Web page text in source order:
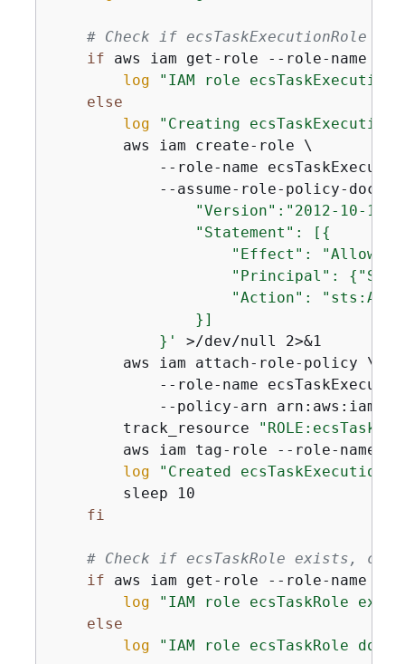
# Check if ecsTaskExecutionRole
if aws iam get-role --role-name
log
"IAM role
else
log
"Creating
        aws iam create-role \
--role-name
--assume-role-policy-
                "Version":"2012-10-17",
                "Statement": [
{
                    "Effect": "Allow",
                    "Principal":
{
"Action":
                }]
            }'
>/dev/null 2>&1
        aws iam attach-role-policy \
--role-name
--policy-arn
        track_resource
aws iam tag-role --role-name
log
"Created
        sleep 10
fi
# Check if ecsTaskRole exists,
if aws iam get-role --role-name
log
"IAM role ecsTaskRole
else
log
"IAM role ecsTaskRole